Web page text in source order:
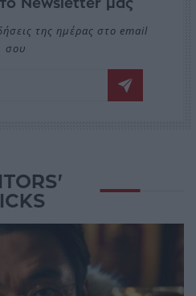
Newsletter μας
της ημέρας στο email
σου